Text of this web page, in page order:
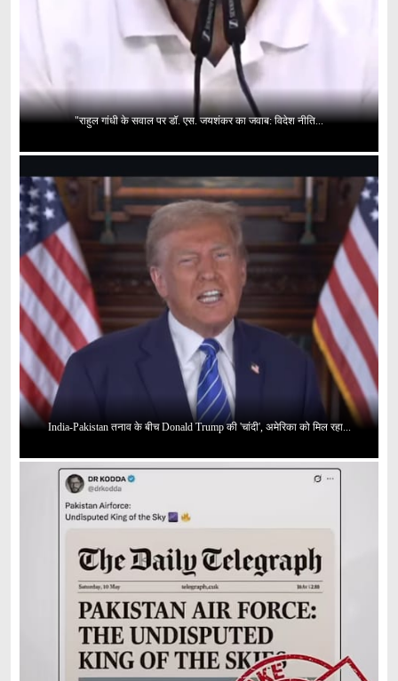
"राहुल गांधी के सवाल पर डॉ. एस. जयशंकर का जवाब: विदेश नीति...
India-Pakistan तनाव के बीच Donald Trump की 'चांदी', अमेरिका को मिल रहा...